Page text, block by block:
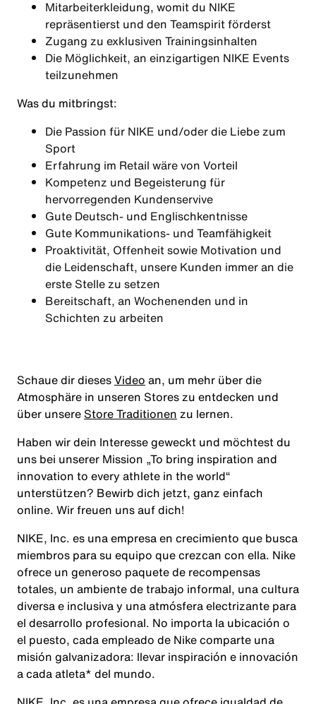
Mitarbeiterkleidung, womit du NIKE
repräsentierst und den Teamspirit förderst
Zugang zu exklusiven Trainingsinhalten
Die Möglichkeit, an einzigartigen NIKE Events
teilzunehmen
Was du mitbringst:
Die Passion für NIKE und/oder die Liebe zum
Sport
Erfahrung im Retail wäre von Vorteil
Kompetenz und Begeisterung für
hervorregenden Kundenservive
Gute Deutsch- und Englischkentnisse
Gute Kommunikations- und Teamfähigkeit
Proaktivität, Offenheit sowie Motivation und
die Leidenschaft, unsere Kunden immer an die
erste Stelle zu setzen
Bereitschaft, an Wochenenden und in
Schichten zu arbeiten
Schaue dir diesesVideo an, um mehr über die
Atmosphäre in unseren Stores zu entdecken und
über unsereStore Traditionen zu lernen.
Haben wir dein Interesse geweckt und möchtest du
uns bei unserer Mission „To bring inspiration and
innovation to every athlete in the world“
unterstützen? Bewirb dich jetzt, ganz einfach
online. Wir freuen uns auf dich!
NIKE, Inc. es una empresa en crecimiento que busca
miembros para su equipo que crezcan con ella. Nike
ofrece un generoso paquete de recompensas
totales, un ambiente de trabajo informal, una cultura
diversa e inclusiva y una atmósfera electrizante para
el desarrollo profesional. No importa la ubicación o
el puesto, cada empleado de Nike comparte una
misión galvanizadora: llevar inspiración e innovación
a cada atleta* del mundo.